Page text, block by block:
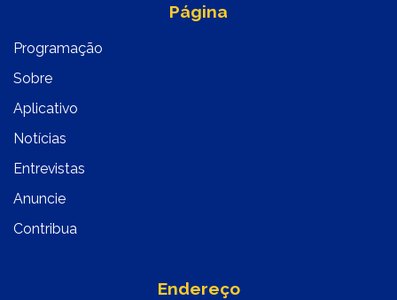
Página
Programação
Sobre
Aplicativo
Notícias
Entrevistas
Anuncie
Contribua
Endereço